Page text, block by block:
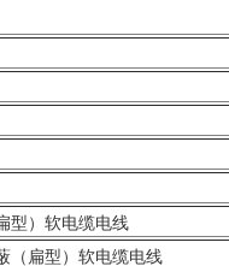
型）软电缆电线
（扁型）软电缆电线